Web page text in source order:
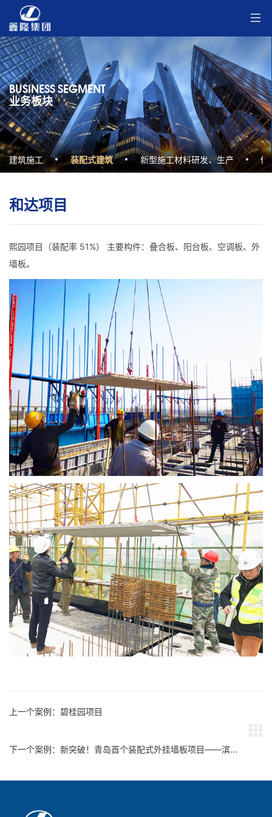
BUSINESS SEGMENT
业务板块
建筑施工 装配式建筑 新型施工材料研发、生产 体
和达项目
熙园项目（装配率 51%） 主要构件：叠合板、阳台板、空调板、外
墙板。
上一个案例：碧桂园项目
下一个案例：新突破！青岛首个装配式外挂墙板项目——滨...